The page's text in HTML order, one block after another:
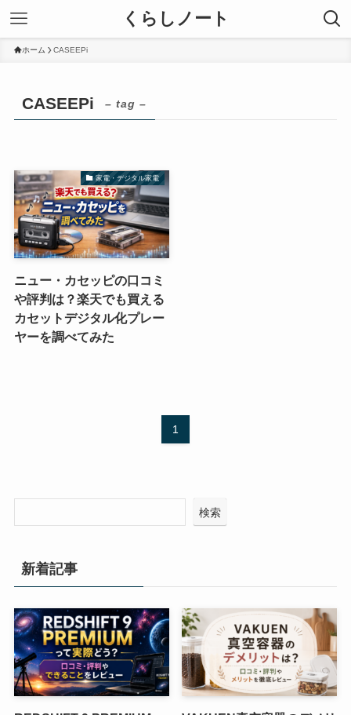
くらしノート
ホーム CASEEPi
CASEEPi – tag –
家電・デジタル家電
ニュー・カセッピの口コミ
や評判は？楽天でも買える
カセットデジタル化プレー
ヤーを調べてみた
1
検索
新着記事